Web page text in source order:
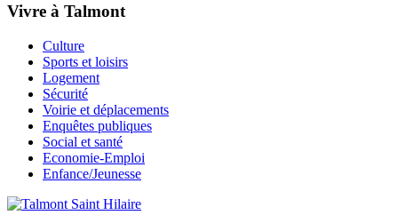
Vivre à Talmont
Culture
Sports et loisirs
Logement
Sécurité
Voirie et déplacements
Enquêtes publiques
Social et santé
Economie-Emploi
Enfance/Jeunesse